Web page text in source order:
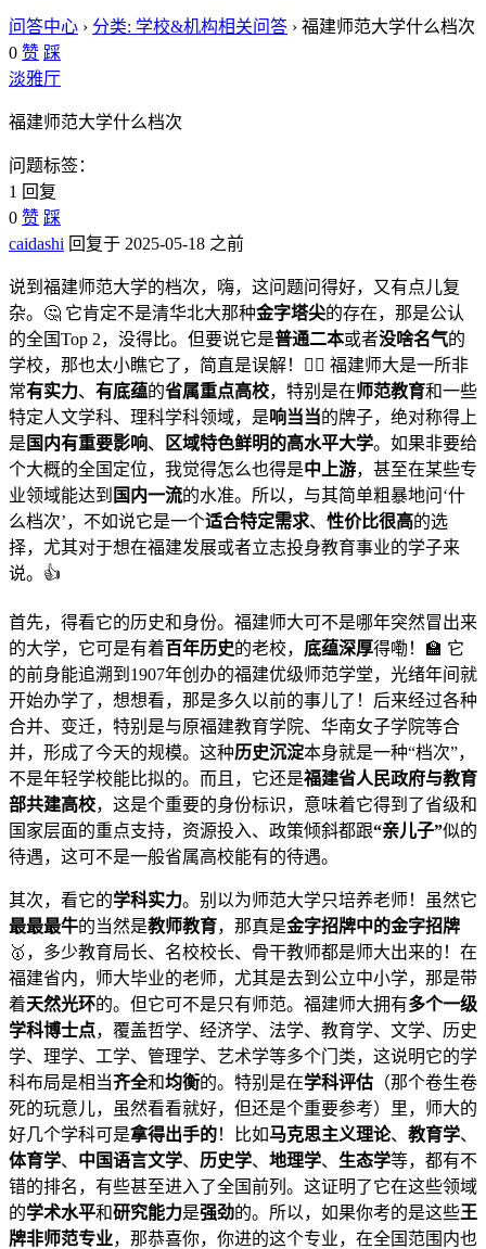
问答中心 › 分类: 学校&机构相关问答 › 福建师范大学什么档次
0 赞 踩
淡雅厅
福建师范大学什么档次
问题标签：
1 回复
0 赞 踩
caidashi 回复于 2025-05-18 之前
说到福建师范大学的档次，嗨，这问题问得好，又有点儿复
杂。🤔 它肯定不是清华北大那种金字塔尖的存在，那是公认
的全国Top 2，没得比。但要说它是普通二本或者没啥名气的
学校，那也太小瞧它了，简直是误解！🙅‍♀️ 福建师大是一所非
常有实力、 有底蕴的省属重点高校，特别是在师范教育和一些
特定人文学科、理科学科领域，是响当当的牌子，绝对称得上
是 国内有重要影响、 区域特色鲜明的高水平大学。如果非要给
个大概的全国定位，我觉得怎么也得是中上游，甚至在某些专
业领域能达到 国内一流的水准。所以，与其简单粗暴地问‘什
么档次’，不如说它是一个适合特定需求、 性价比很高的选
择，尤其对于想在福建发展或者立志投身教育事业的学子来
说。👍
首先，得看它的历史和身份。福建师大可不是哪年突然冒出来
的大学，它可是有着百年历史的老校， 底蕴深厚得嘞！🏫 它
的前身能追溯到1907年创办的福建优级师范学堂，光绪年间就
开始办学了，想想看，那是多久以前的事儿了！后来经过各种
合并、变迁，特别是与原福建教育学院、华南女子学院等合
并，形成了今天的规模。这种历史沉淀本身就是一种“档次”，
不是年轻学校能比拟的。而且，它还是福建省人民政府与教育
部共建高校，这是个重要的身份标识，意味着它得到了省级和
国家层面的重点支持，资源投入、政策倾斜都跟“亲儿子”似的
待遇，这可不是一般省属高校能有的待遇。
其次，看它的学科实力。别以为师范大学只培养老师！虽然它
最最最牛的当然是教师教育，那真是金字招牌中的金字招牌
🥇，多少教育局长、名校校长、骨干教师都是师大出来的！在
福建省内，师大毕业的老师，尤其是去到公立中小学，那是带
着天然光环的。但它可不是只有师范。福建师大拥有多个一级
学科博士点，覆盖哲学、经济学、法学、教育学、文学、历史
学、理学、工学、管理学、艺术学等多个门类，这说明它的学
科布局是相当齐全和均衡的。特别是在学科评估 （那个卷生卷
死的玩意儿，虽然看看就好，但还是个重要参考）里，师大的
好几个学科可是拿得出手的！比如马克思主义理论、 教育学、
体育学、 中国语言文学、 历史学、 地理学、 生态学等，都有不
错的排名，有些甚至进入了全国前列。这证明了它在这些领域
的学术水平和研究能力是强劲的。所以，如果你考的是这些王
牌非师范专业，那恭喜你，你进的这个专业，在全国范围内也